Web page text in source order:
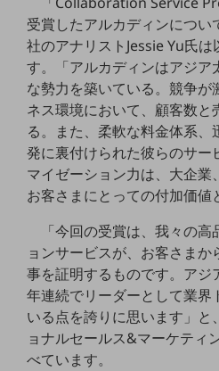
セキュリティ対策
遠隔監視
顧客体験（CX）改善
自動化・省電化
人材不足解消
業種・業態で探す
業種・業態で探すTOP
一次産業
医療・介護
受賞したアルカディンにつ
社のアナリストJessie Yu氏
す。「アルカディンはアジア
な勢力を築いている。競争が
ネス環境において、顧客数と
る。また、柔軟な料金体系
発に裏付けられた彼らのサー
マイゼーション力は、大企
お客さまにとっての付加価値
「今回の受賞は、我々の
ョンサービスが、お客さま
事を証明するものです。アジ
年連続でリーダーとして業界
いる点を誇りに思います」と
ョナルセールス&マーケティ
べています。